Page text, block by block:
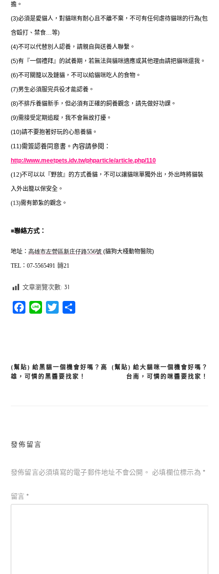
擔。
(3)必須是愛貓人，對貓咪有耐心且不離不棄，不可有任何虐待貓咪的行為(包
含毆打、禁食…等)
(4)不可以代替別人認養，請親自與送養人聯繫。
(5)有『一個禮拜』的試養期，若無法與貓咪適應或其他理由請把貓咪還我。
(6)不可關籠以及鏈貓，不可以給貓咪吃人的食物。
(7)男生必須服完兵役才能認養。
(8)不排斥養貓新手，但必須有正確的飼養觀念，請先做好功課。
(9)需接受定期追蹤，我不會無故打擾。
(10)請不要抱著好玩的心態養貓。
(11)需簽認養同意書。內容請參閱：
http://www.meetpets.idv.tw/phparticle/article.php/110
(12)不可以以『野放』的方式養貓，不可以讓貓咪單獨外出，外出時將貓裝
入外出籠以保安全。
(13)需有節紮的觀念。
■聯絡方式：
地址： 高雄市左營區新庄仔路556號 (貓狗大棧動物醫院)
TEL： 07-5565491 轉21
文章瀏覽次數: 31
Facebook
Line Twitter
文
(幫貼) 給大貓咪一個機會好嗎？
台南，可憐的咪醬要找家！
(幫貼) 給黑貓一個機會好嗎？高
雄，可憐的黑醬要找家！
發佈留言
發佈留言必須填寫的電子郵件地址不會公開。 必填欄位標示為*
留言 *